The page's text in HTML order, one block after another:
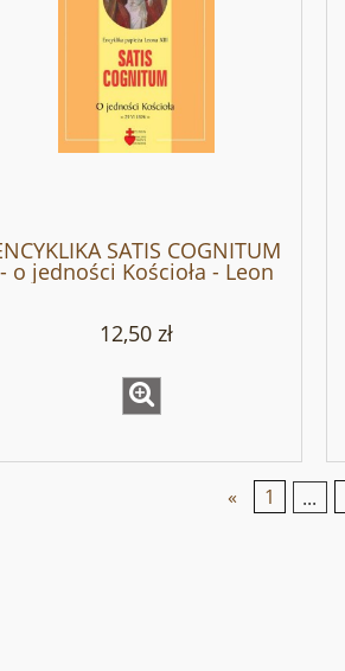
SATIS COGNITUM
- o jedności Kościoła - Leon
12,50 zł
« 1 ...